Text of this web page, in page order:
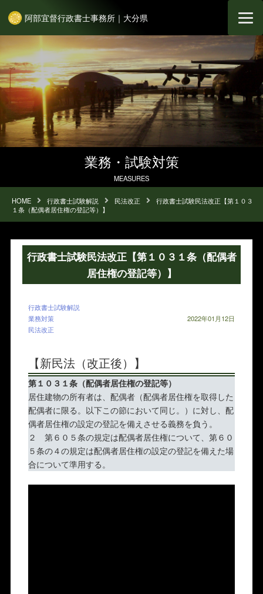
阿部宜督行政書士事務所｜大分県
業務・試験対策
MEASURES
HOME 行政書士試験解説 民法改正
行政書士試験民法改正【第１０３
１条（配偶者居住権の登記等）】
行政書士試験民法改正【第１０３１条（配偶者
居住権の登記等）】
行政書士試験解説
業務対策
民法改正
2022年01月12日
【新民法（改正後）】
第１０３１条（配偶者居住権の登記等）
居住建物の所有者は、配偶者（配偶者居住権を取得した
配偶者に限る。以下この節において同じ。）に対し、配
偶者居住権の設定の登記を備えさせる義務を負う。
２ 第６０５条の規定は配偶者居住権について、第６０
５条の４の規定は配偶者居住権の設定の登記を備えた場
合について準用する。